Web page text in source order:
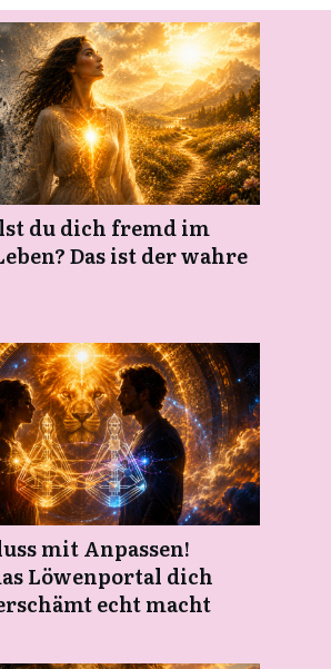
du dich fremd im
Das ist der wahre
mit Anpassen!
Löwenportal dich
echt macht